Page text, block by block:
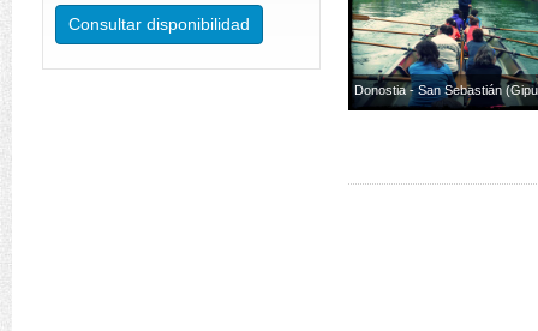
Donostia - San Sebastián